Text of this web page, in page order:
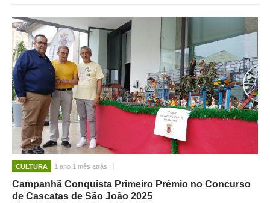
CULTURA 1 ano 1 mês atrás
Campanhã Conquista Primeiro Prémio no Concurso
de Cascatas de São João 2025